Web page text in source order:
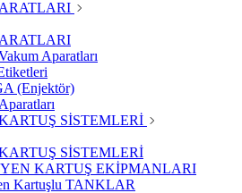
Aparatları
(Enjektör)
SİSTEMLERİ
SİSTEMLERİ
KARTUŞ EKİPMANLARI
Kartuşlu TANKLAR